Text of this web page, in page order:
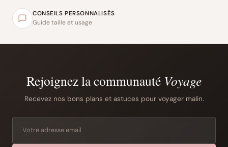
CONSEILS PERSONNALISÉS
Guide taille et usage
Rejoignez la communauté Voyage
Recevez nos bons plans et astuces pour voyager malin.